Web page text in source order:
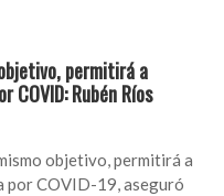
permitirá a
Rubén Ríos
objetivo, permitirá a
por COVID-19, aseguró